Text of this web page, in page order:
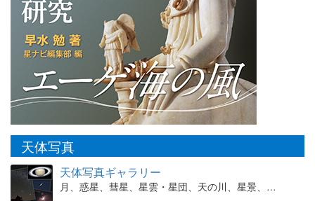
天体写真
天体写真ギャラリー
月、惑星、彗星、星雲・星団、天の川、星景、…